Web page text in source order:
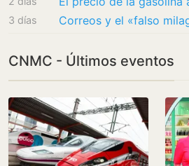
3 días
CNMC - Últimos eventos